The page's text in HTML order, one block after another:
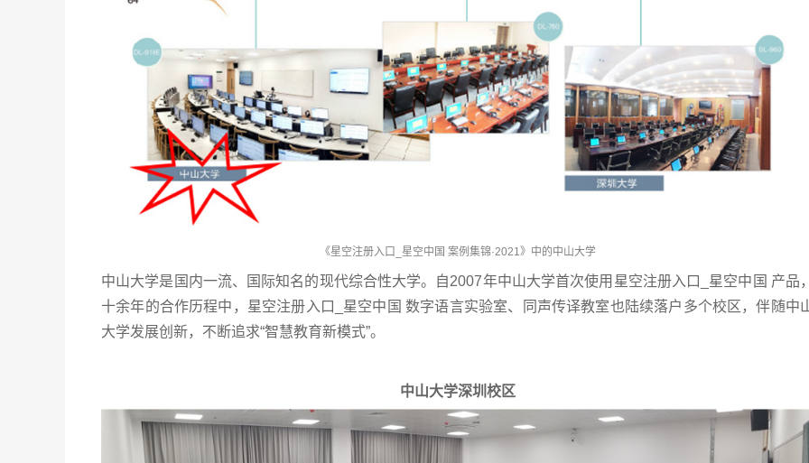
《星空注册入口_星空中国 案例集锦·2021》中的中山大学
中山大学是国内一流、国际知名的现代综合性大学。自2007年中山大学首次使用星空注册入口_星空中国 产品
十余年的合作历程中，星空注册入口_星空中国 数字语言实验室、同声传译教室也陆续落户多个校区，伴随中
大学发展创新，不断追求“智慧教育新模式”。
中山大学深圳校区